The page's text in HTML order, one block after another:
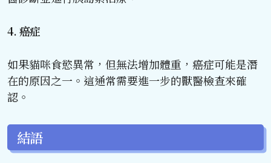
4. 癌症
如果貓咪食慾異常，但無法增加體重，癌症可能是潛
在的原因之一。這通常需要進一步的獸醫檢查來確
認。
結語